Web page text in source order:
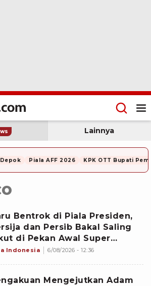
Lainnya
Piala AFF 2026 KPK OTT Bupati
Bentrok di Piala Presiden,
dan Persib Bakal Saling
di Pekan Awal Super
2026/2027
Indonesia 6/08/2026 - 12:36
Mengejutkan Adam